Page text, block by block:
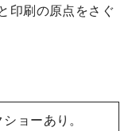
印刷の原点をさぐ
ョーあり。